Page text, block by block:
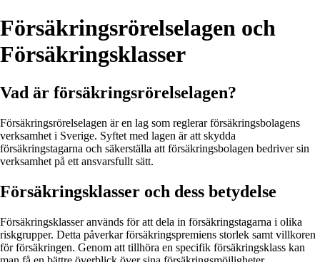
Försäkringsrörelselagen och
Försäkringsklasser
Vad är försäkringsrörelselagen?
Försäkringsrörelselagen är en lag som reglerar försäkringsbolagens
verksamhet i Sverige. Syftet med lagen är att skydda
försäkringstagarna och säkerställa att försäkringsbolagen bedriver sin
verksamhet på ett ansvarsfullt sätt.
Försäkringsklasser och dess betydelse
Försäkringsklasser används för att dela in försäkringstagarna i olika
riskgrupper. Detta påverkar försäkringspremiens storlek samt villkoren
för försäkringen. Genom att tillhöra en specifik försäkringsklass kan